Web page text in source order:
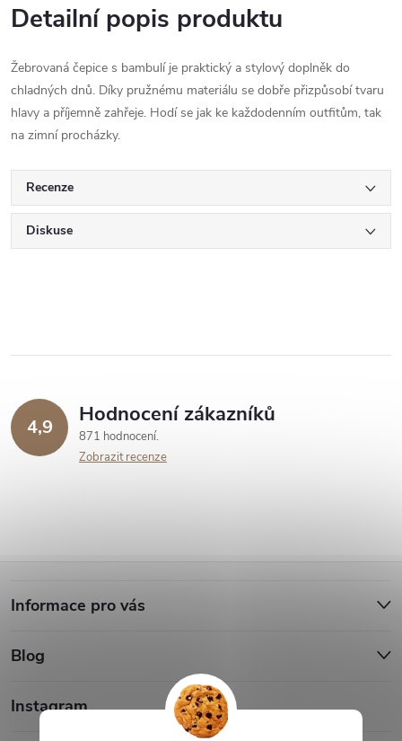
Detailní popis produktu
Žebrovaná čepice s bambulí je praktický a stylový doplněk do
chladných dnů. Díky pružnému materiálu se dobře přizpůsobí tvaru
hlavy a příjemně zahřeje. Hodí se jak ke každodenním outfitům, tak
na zimní procházky.
Recenze
Diskuse
4,9 Hodnocení zákazníků
871 hodnocení
Zobrazit recenze
á
p
a
Informace pro vás
Blog
Instagram